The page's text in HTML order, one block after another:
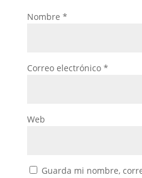
Nombre *
Correo electrónico *
Web
Guarda mi nombre,